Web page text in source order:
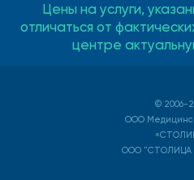
Цены на услуги,
отличаться от
центре
© 2006-
ООО
ООО "СТОЛИЦА